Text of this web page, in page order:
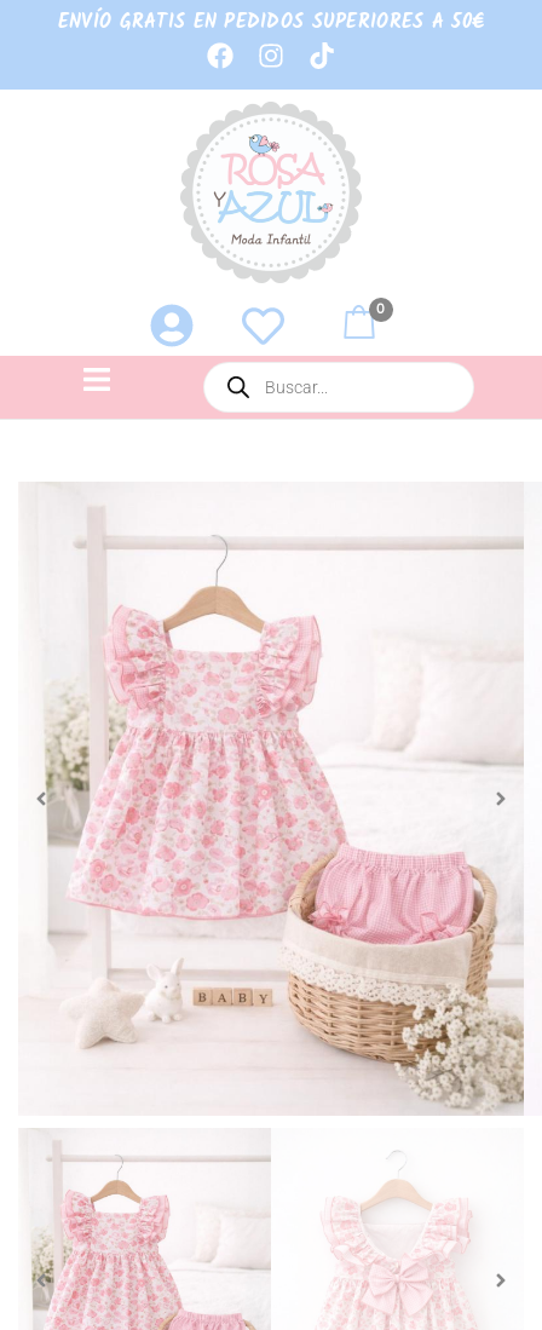
ENVÍO GRATIS EN PEDIDOS SUPERIORES A 50€
0